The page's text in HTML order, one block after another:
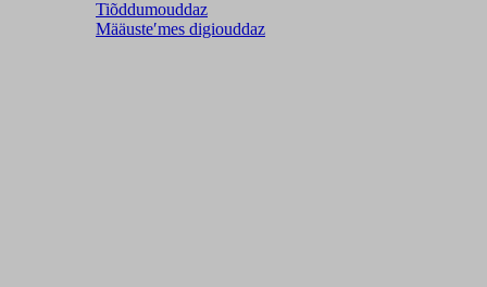
Tiõddumouddaz
Määusteʹmes digiouddaz